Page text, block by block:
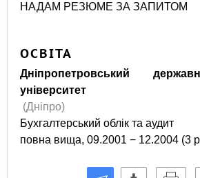
НАДАМ РЕЗЮМЕ ЗА ЗАПИТОМ
ОСВІТА
Дніпропетровський державний аграрний
університет
(Дніпро)
Бухгалтерський облік та аудит
повна вища, 09.2001 − 12.2004 (3